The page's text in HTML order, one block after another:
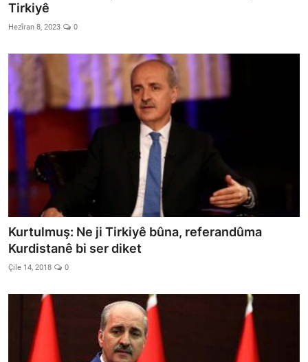
Tirkiyê
Hezîran 8, 2023 0
Kurtulmuş: Ne ji Tirkiyê bûna, referandûma
Kurdistanê bi ser diket
Çile 14, 2018 0